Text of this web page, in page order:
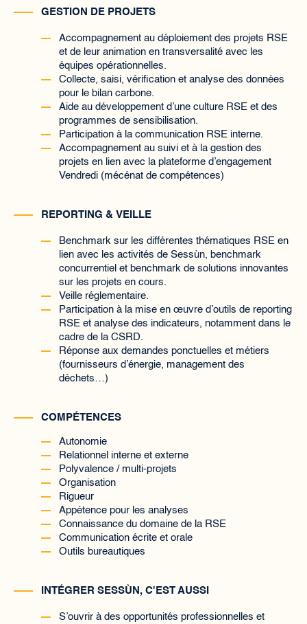
GESTION DE PROJETS
Accompagnement au déploiement des projets RSE
et de leur animation en transversalité avec les
équipes opérationnelles.
Collecte, saisi, vérification et analyse des données
pour le bilan carbone.
Aide au développement d’une culture RSE et des
programmes de sensibilisation.
Participation à la communication RSE interne.
Accompagnement au suivi et à la gestion des
projets en lien avec la plateforme d’engagement
Vendredi (mécénat de compétences)
REPORTING & VEILLE
Benchmark sur les différentes thématiques RSE en
lien avec les activités de Sessùn, benchmark
concurrentiel et benchmark de solutions innovantes
sur les projets en cours.
Veille réglementaire.
Participation à la mise en œuvre d’outils de reporting
RSE et analyse des indicateurs, notamment dans le
cadre de la CSRD.
Réponse aux demandes ponctuelles et métiers
(fournisseurs d’énergie, management des
déchets…)
COMPÉTENCES
Autonomie
Relationnel interne et externe
Polyvalence / multi-projets
Organisation
Rigueur
Appétence pour les analyses
Connaissance du domaine de la RSE
Communication écrite et orale
Outils bureautiques
INTÉGRER SESSÙ N, C'EST AUSSI
S’ouvrir à des opportunités professionnelles et